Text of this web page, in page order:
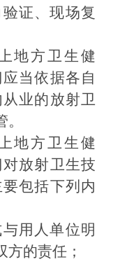
证、现场复
地方卫生健
当依据各自
业的放射卫
地方卫生健
放射卫生技
包括下列内
用人单位明
的责任；